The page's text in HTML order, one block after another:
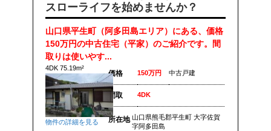
スローライフを始めませんか？
山口県平生町（阿多田島エリア）にある、価格
150万円の中古住宅（平家）のご紹介です。間
取りは使いやす...
4DK 75.19m²
物件の詳細を見る
価格 150万円 中古戸建
間取 4DK
所在地 山口県熊毛郡平生町 大字佐賀
字阿多田島